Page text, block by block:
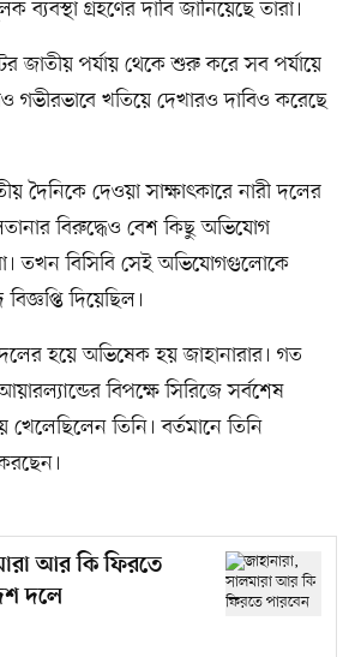
ব্যবস্থা গ্রহণের দাবি জানিয়েছে তারা।
জাতীয় পর্যায় থেকে শুরু করে সব পর্যায়ে
খতিয়ে দেখারও দাবিও করেছে
দৈনিকে দেওয়া সাক্ষাৎকারে নারী দলের
বিরুদ্ধেও বেশ কিছু অভিযোগ
তখন বিসিবি সেই অভিযোগগুলোকে
দিয়েছিল।
হয়ে অভিষেক হয় জাহানারার। গত
বিপক্ষে সিরিজে সর্বশেষ
তিনি। বর্তমানে তিনি
আর কি ফিরতে
দলে